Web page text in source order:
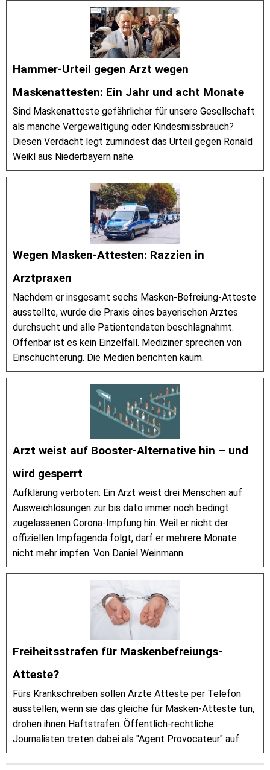
Hammer-Urteil gegen Arzt wegen
Maskenattesten: Ein Jahr und acht Monate
Sind Maskenatteste gefährlicher für unsere Gesellschaft
als manche Vergewaltigung oder Kindesmissbrauch?
Diesen Verdacht legt zumindest das Urteil gegen Ronald
Weikl aus Niederbayern nahe.
Wegen Masken-Attesten: Razzien in
Arztpraxen
Nachdem er insgesamt sechs Masken-Befreiung-Atteste
ausstellte, wurde die Praxis eines bayerischen Arztes
durchsucht und alle Patientendaten beschlagnahmt.
Offenbar ist es kein Einzelfall. Mediziner sprechen von
Einschüchterung. Die Medien berichten kaum.
Arzt weist auf Booster-Alternative hin – und
wird gesperrt
Aufklärung verboten: Ein Arzt weist drei Menschen auf
Ausweichlösungen zur bis dato immer noch bedingt
zugelassenen Corona-Impfung hin. Weil er nicht der
offiziellen Impfagenda folgt, darf er mehrere Monate
nicht mehr impfen. Von Daniel Weinmann.
Freiheitsstrafen für Maskenbefreiungs-
Atteste?
Fürs Krankschreiben sollen Ärzte Atteste per Telefon
ausstellen; wenn sie das gleiche für Masken-Atteste tun,
drohen ihnen Haftstrafen. Öffentlich-rechtliche
Journalisten treten dabei als "Agent Provocateur" auf.